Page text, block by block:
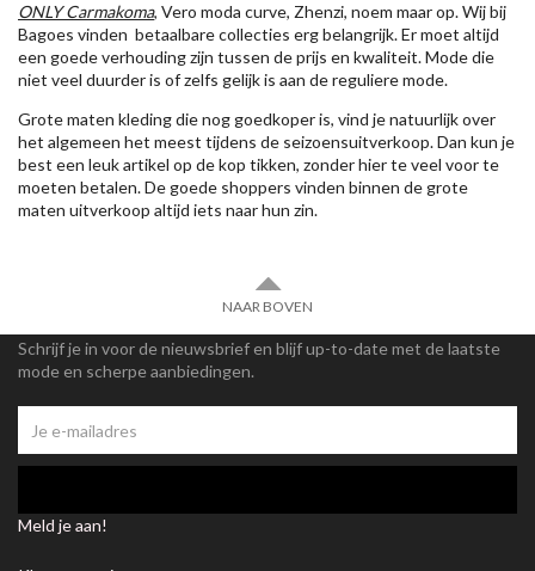
ONLY Carmakoma, Vero moda curve, Zhenzi, noem maar op. Wij bij
Bagoes vinden betaalbare collecties erg belangrijk. Er moet altijd
een goede verhouding zijn tussen de prijs en kwaliteit. Mode die
niet veel duurder is of zelfs gelijk is aan de reguliere mode.
Grote maten kleding die nog goedkoper is, vind je natuurlijk over
het algemeen het meest tijdens de seizoensuitverkoop. Dan kun je
best een leuk artikel op de kop tikken, zonder hier te veel voor te
moeten betalen. De goede shoppers vinden binnen de grote
maten uitverkoop altijd iets naar hun zin.
NAAR BOVEN
Schrijf je in voor de nieuwsbrief en blijf up-to-date met de laatste
mode en scherpe aanbiedingen.
Meld je aan!